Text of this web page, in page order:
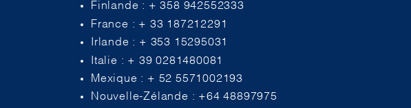
Finlande : + 358 942552333
France : + 33 187212291
Irlande : + 353 15295031
Italie : + 39 0281480081
Mexique : + 52 5571002193
Nouvelle-Zélande : +64 48897975